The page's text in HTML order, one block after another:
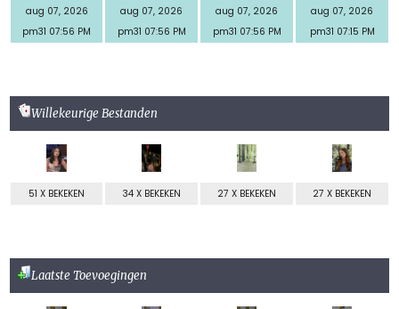
aug 07, 2026
pm31 07:56 PM
aug 07, 2026
pm31 07:56 PM
aug 07, 2026
pm31 07:56 PM
aug 07, 2026
pm31 07:15 PM
Willekeurige Bestanden
51 X BEKEKEN 34 X BEKEKEN 27 X BEKEKEN 27 X BEKEKEN
Laatste Toevoegingen